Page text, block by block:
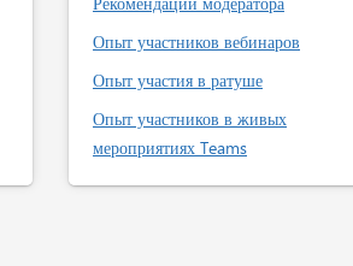
Опыт участников вебинаров
Опыт участия в ратуше
Опыт участников в живых
мероприятиях Teams